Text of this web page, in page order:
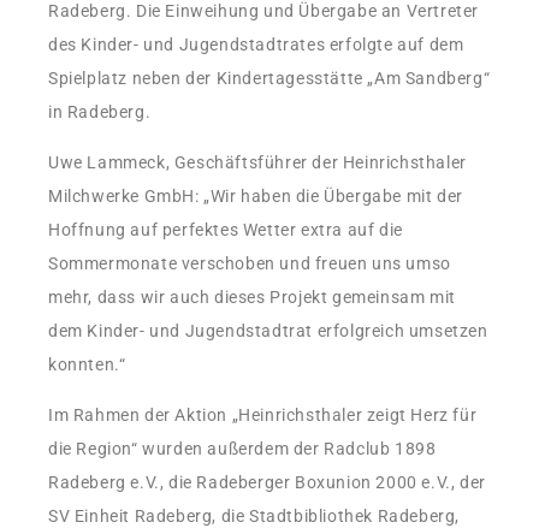
Radeberg. Die Einweihung und Übergabe an Vertreter
des Kinder- und Jugendstadtrates erfolgte auf dem
Spielplatz neben der Kindertagesstätte „Am Sandberg“
in Radeberg.
Uwe Lammeck, Geschäftsführer der Heinrichsthaler
Milchwerke GmbH: „Wir haben die Übergabe mit der
Hoffnung auf perfektes Wetter extra auf die
Sommermonate verschoben und freuen uns umso
mehr, dass wir auch dieses Projekt gemeinsam mit
dem Kinder- und Jugendstadtrat erfolgreich umsetzen
konnten.“
Im Rahmen der Aktion „Heinrichsthaler zeigt Herz für
die Region“ wurden außerdem der Radclub 1898
Radeberg e.V., die Radeberger Boxunion 2000 e.V., der
SV Einheit Radeberg, die Stadtbibliothek Radeberg,